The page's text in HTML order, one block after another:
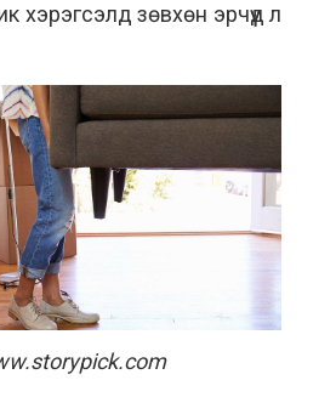
хэрэгсэлд зөвхөн эрчүүд л